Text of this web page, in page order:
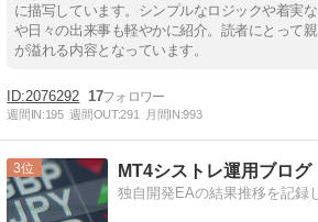
に描写しています。シンプルなロジックや着実
や日々の出来事も軽やかに紹介。読者にとって
が溢れる内容となっています。
2076292 17
週間IN:195 週間OUT:291 月間IN:993
3 MT4シストレ運用ブログ
独自開発EAの結果推移を記録